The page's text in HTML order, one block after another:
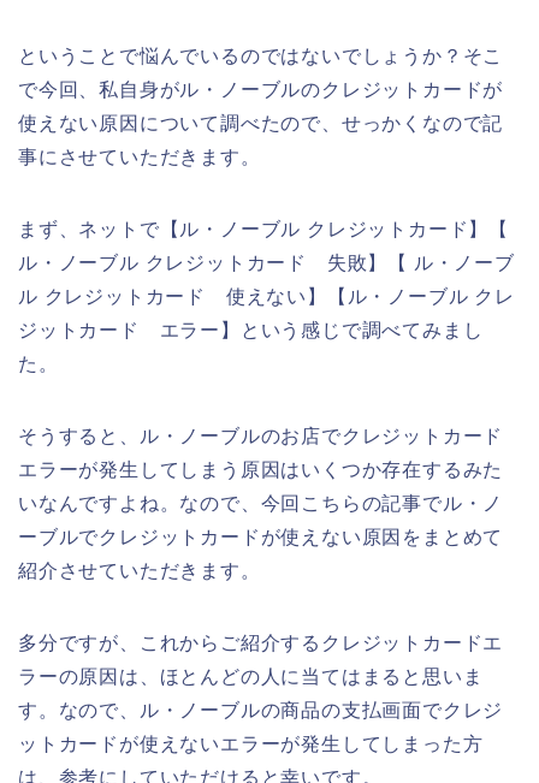
ということで悩んでいるのではないでしょうか？そこ
で今回、私自身がル・ノーブルのクレジットカードが
使えない原因について調べたので、せっかくなので記
事にさせていただきます。
まず、ネットで【ル・ノーブル クレジットカード】【
ル・ノーブル クレジットカード 失敗】【 ル・ノーブ
ル クレジットカード 使えない】【ル・ノーブル クレ
ジットカード エラー】という感じで調べてみまし
た。
そうすると、ル・ノーブルのお店でクレジットカード
エラーが発生してしまう原因はいくつか存在するみた
いなんですよね。なので、今回こちらの記事でル・ノ
ーブルでクレジットカードが使えない原因をまとめて
紹介させていただきます。
多分ですが、これからご紹介するクレジットカードエ
ラーの原因は、ほとんどの人に当てはまると思いま
す。なので、ル・ノーブルの商品の支払画面でクレジ
ットカードが使えないエラーが発生してしまった方
は、参考にしていただけると幸いです。